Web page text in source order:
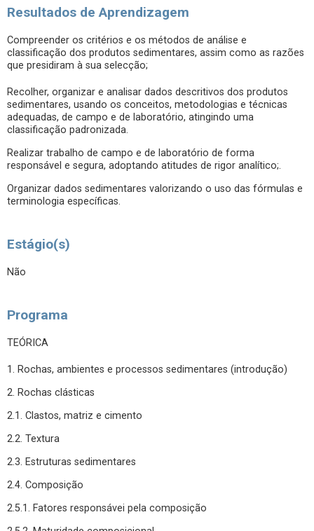
Resultados de Aprendizagem
Compreender os critérios e os métodos de análise e
classificação dos produtos sedimentares, assim como as razões
que presidiram à sua selecção;
Recolher, organizar e analisar dados descritivos dos produtos
sedimentares, usando os conceitos, metodologias e técnicas
adequadas, de campo e de laboratório, atingindo uma
classificação padronizada.
Realizar trabalho de campo e de laboratório de forma
responsável e segura, adoptando atitudes de rigor analítico;.
Organizar dados sedimentares valorizando o uso das fórmulas e
terminologia específicas.
Estágio(s)
Não
Programa
TEÓRICA
1. Rochas, ambientes e processos sedimentares (introdução)
2. Rochas clásticas
2.1. Clastos, matriz e cimento
2.2. Textura
2.3. Estruturas sedimentares
2.4. Composição
2.5.1. Fatores responsávei pela composição